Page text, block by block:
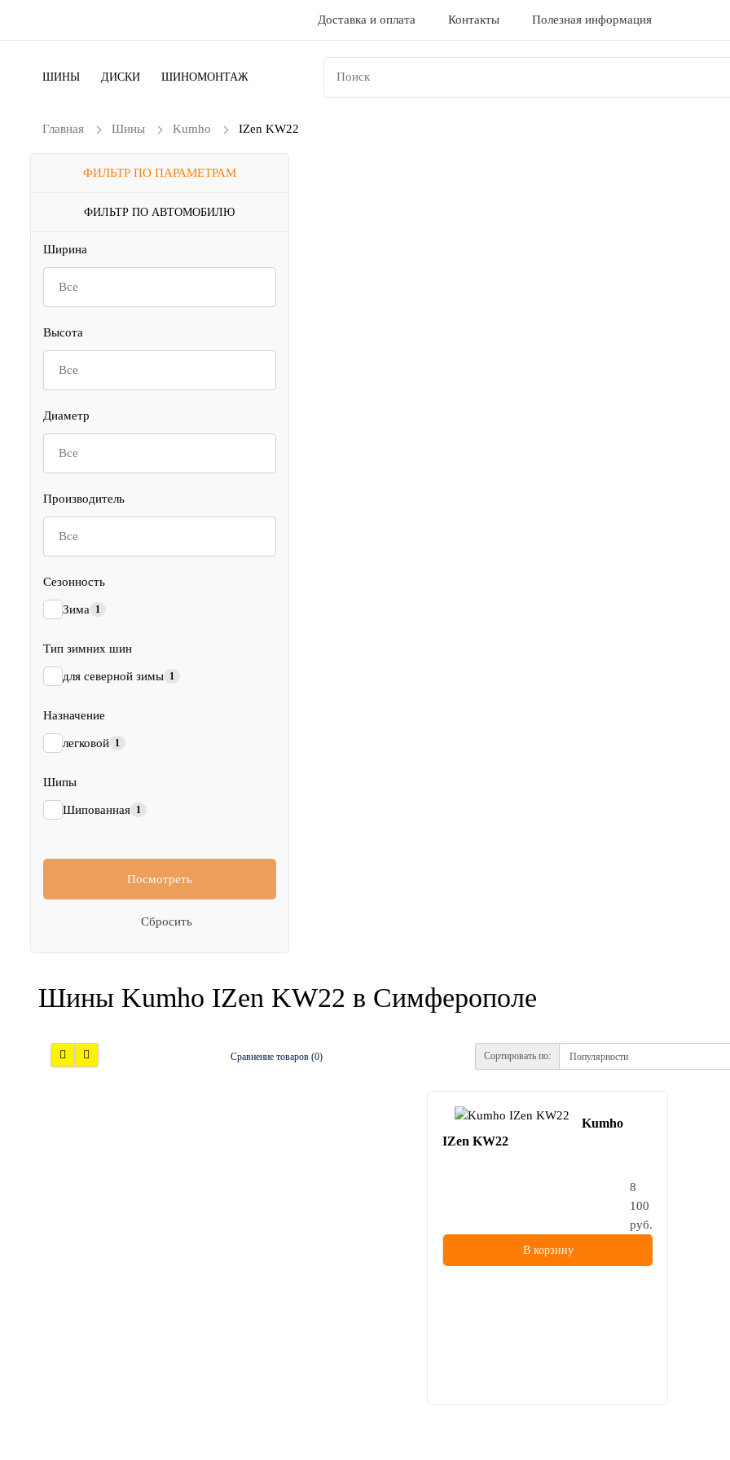
Доставка и оплата Контакты Полезная информация
ШИНЫ ДИСКИ ШИНОМОНТАЖ
Главная Шины Kumho IZen KW22
ФИЛЬТР ПО ПАРАМЕТРАМ
ФИЛЬТР ПО АВТОМОБИЛЮ
Ширина
Все
Высота
Все
Диаметр
Все
Производитель
Все
Сезонность
Зима 1
Тип зимних шин
для северной зимы 1
Назначение
легковой 1
Шипы
Шипованная 1
Посмотреть
Сбросить
Шины Kumho IZen KW22 в Симферополе
Сравнение товаров (0) Сортировать по:
Kumho
IZen KW22
8
100
руб.
В корзину